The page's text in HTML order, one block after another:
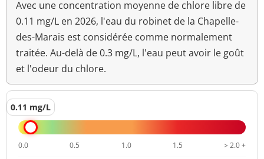
Avec une concentration moyenne de chlore libre de
0.11 mg/L en 2026, l'eau du robinet de la Chapelle-
des-Marais est considérée comme normalement
traitée. Au-delà de 0.3 mg/L, l'eau peut avoir le goût
et l'odeur du chlore.
0.11 mg/L
0.0 0.5 1.0 1.5 > 2.0 +